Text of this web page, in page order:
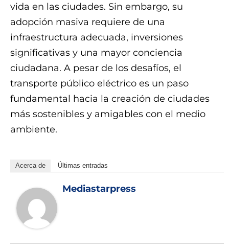
vida en las ciudades. Sin embargo, su
adopción masiva requiere de una
infraestructura adecuada, inversiones
significativas y una mayor conciencia
ciudadana. A pesar de los desafíos, el
transporte público eléctrico es un paso
fundamental hacia la creación de ciudades
más sostenibles y amigables con el medio
ambiente.
Acerca de Últimas entradas
Mediastarpress